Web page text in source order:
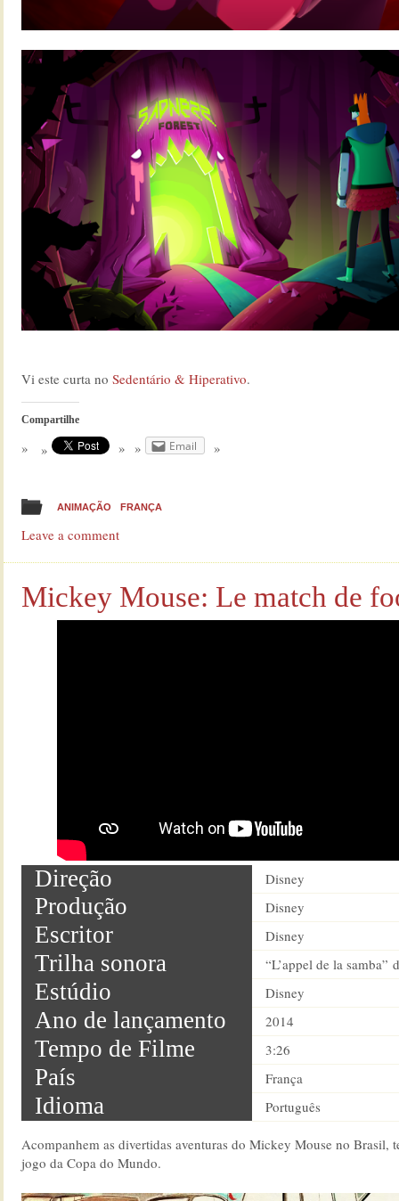
Vi este curta no Sedentário & Hiperativo.
Compartilhe
Email
ANIMAÇÃO FRANÇA
Leave a comment
Mickey Mouse: Le match de
Direção Disney
Produção Disney
Escritor Disney
Trilha sonora “L’appel de la samba”
Estúdio Disney
Ano de lançamento 2014
Tempo de Filme 3:26
País França
Idioma Português
Acompanhem as divertidas aventuras do Mickey Mouse no Brasil,
jogo da Copa do Mundo.